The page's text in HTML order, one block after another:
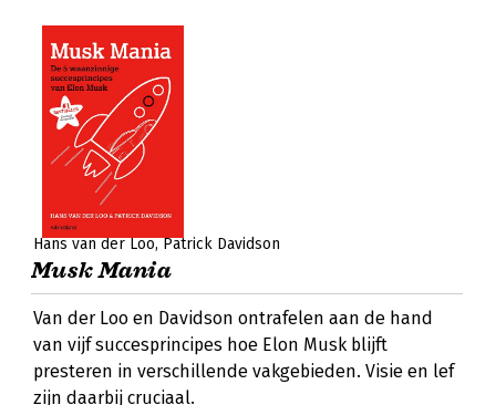
Hans van der Loo Patrick Davidson
Musk Mania
Van der Loo en Davidson ontrafelen aan de hand
van vijf succesprincipes hoe Elon Musk blijft
presteren in verschillende vakgebieden. Visie en lef
zijn daarbij cruciaal.